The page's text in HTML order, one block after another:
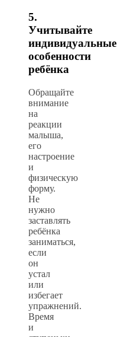
5.
Учитывайте
индивидуальные
особенности
ребёнка
Обращайте
внимание
на
реакции
малыша,
его
настроение
и
физическую
форму.
Не
нужно
заставлять
ребёнка
заниматься,
если
он
устал
или
избегает
упражнений.
Время
и